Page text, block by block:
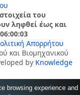
του
ληφθεί έως και
Απορρήτου
και Βιομηχανικού
by Knowledge
browsing experience and